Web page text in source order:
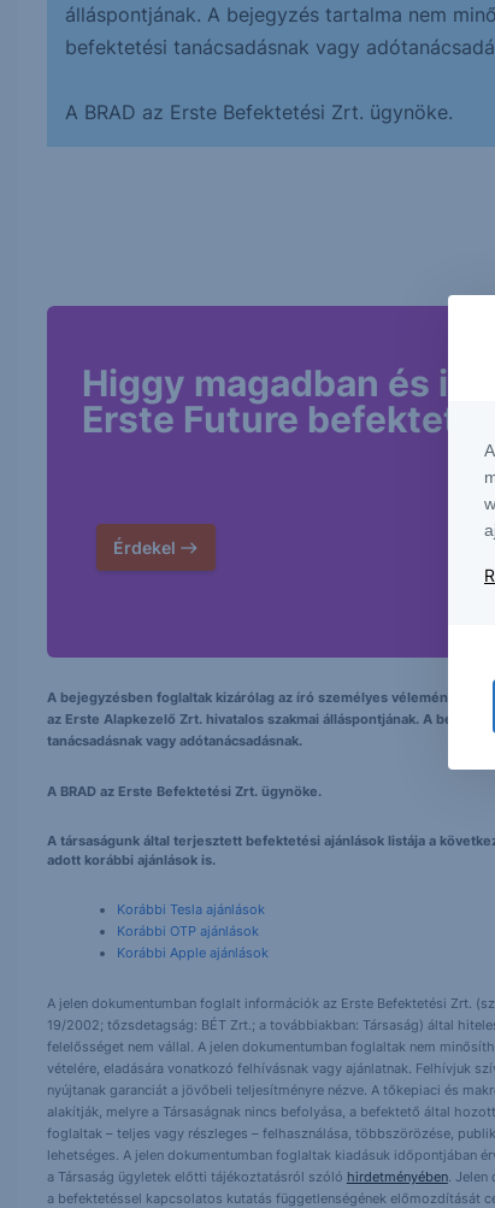
álláspontjának. A bejegyzés tartalma nem
befektetési tanácsadásnak vagy
A BRAD az Erste Befektetési Zrt. ügynöke.
Higgy magadban és
Erste Future
Érdekel
A bejegyzésben foglaltak kizárólag az író személyes véleményét
az Erste Alapkezelő Zrt. hivatalos szakmai álláspontjának. A
tanácsadásnak vagy adótanácsadásnak.
A BRAD az Erste Befektetési Zrt. ügynöke.
A társaságunk által terjesztett befektetési ajánlások listája a
adott korábbi ajánlások is.
Korábbi Tesla ajánlások
Korábbi OTP ajánlások
Korábbi Apple ajánlások
A jelen dokumentumban foglalt információk az Erste Befektetési Zrt.
19/2002; tőzsdetagság: BÉT Zrt.; a továbbiakban: Társaság) által
felelősséget nem vállal. A jelen dokumentumban foglaltak nem
vételére, eladására vonatkozó felhívásnak vagy ajánlatnak. Felhívjuk
nyújtanak garanciát a jövőbeli teljesítményre nézve. A tőkepiaci és
alakítják, melyre a Társaságnak nincs befolyása, a befektető által
foglaltak – teljes vagy részleges – felhasználása, többszörözése,
lehetséges. A jelen dokumentumban foglaltak kiadásuk időpontjában
a Társaság ügyletek előtti tájékoztatásról szóló hirdetményében. Jelen
a befektetéssel kapcsolatos kutatás függetlenségének előmozdítását